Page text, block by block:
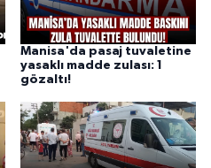
Manisa'da pasaj tuvaletine
yasaklı madde zulası: 1
gözaltı!